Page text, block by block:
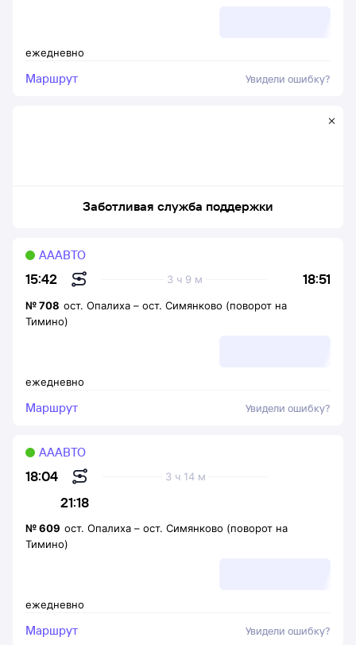
ежедневно
Маршрут Увидели ошибку?
Заботливая служба поддержки
15:42 18:51
3 ч 9 м
АААВТО
ежедневно
№708 ост. Опалиха – ост. Симянково (поворот на
Тимино)
Маршрут Увидели ошибку?
18:04
21:18
3 ч 14 м
АААВТО
ежедневно
№609 ост. Опалиха – ост. Симянково (поворот на
Тимино)
Маршрут Увидели ошибку?